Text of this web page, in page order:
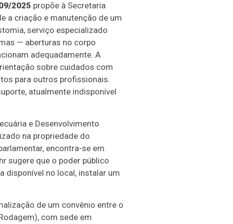
2025 propõe à Secretaria
a criação e manutenção de um
serviço especializado
— aberturas no corpo
adequadamente. A
sobre cuidados com
para outros profissionais.
atualmente indisponível
e Desenvolvimento
na propriedade do
encontra-se em
sugere que o poder público
disponível no local, instalar um
de um convênio entre o
com sede em